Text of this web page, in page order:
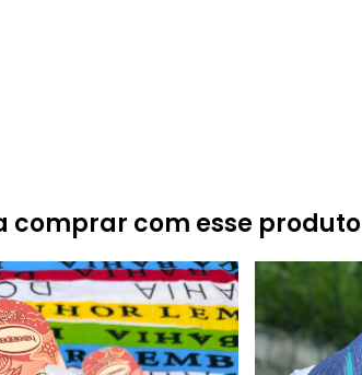
comprar com esse produto